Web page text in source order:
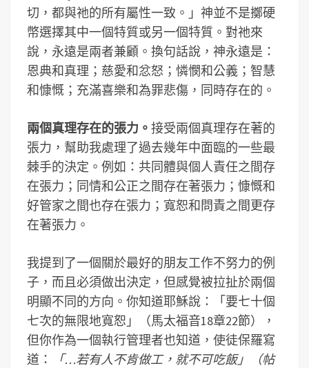
切，都與祂的所有屬性一致。」神並不是擲硬
幣選擇其中一個特質或另一個特質。對祂來
說，永遠是兩者兼顧。換句話說，神永遠是：
恩典和真理；慈愛和忿怒；憐憫和公義；智慧
和慷慨；充滿喜樂和為罪悲傷，同時存在的。
兩個真理存在的張力。 接受兩個真理存在著的
張力，幫助我處理了過去幾年中面臨的一些最
棘手的決定。例如：共同體與個人責任之間存
在張力；同情和公正之間存在著張力；慷慨和
好管家之間也存在張力；寬恕和問責之間更存
在著張力。
我提到了一個關於最好的朋友工作不努力的例
子，而且必須做出決定，但感覺被拉扯於兩個
明顯不同的方向。你知道耶穌說：「要七十個
七次的無限地寬恕」（馬太福音18章22節），
但你作為一個執行管理者也知道，使徒保羅寫
道：
「…若有人不肯做工，就不可吃飯」（帖